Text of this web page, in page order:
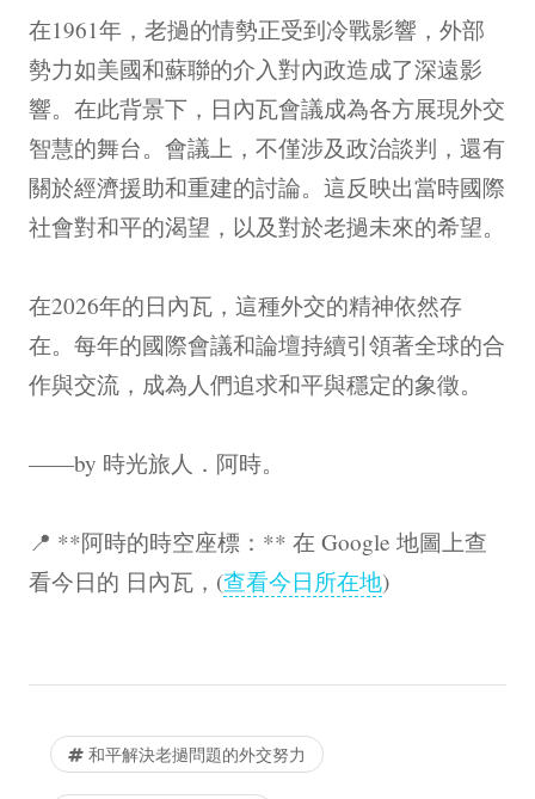
在1961年，老撾的情勢正受到冷戰影響，外部
勢力如美國和蘇聯的介入對內政造成了深遠影
響。在此背景下，日內瓦會議成為各方展現外交
智慧的舞台。會議上，不僅涉及政治談判，還有
關於經濟援助和重建的討論。這反映出當時國際
社會對和平的渴望，以及對於老撾未來的希望。
在2026年的日內瓦，這種外交的精神依然存
在。每年的國際會議和論壇持續引領著全球的合
作與交流，成為人們追求和平與穩定的象徵。
——by 時光旅人．阿時。
📍 **阿時的時空座標：** 在 Google 地圖上查
看今日的 日內瓦，(查看今日所在地)
和平解決老撾問題的外交努力